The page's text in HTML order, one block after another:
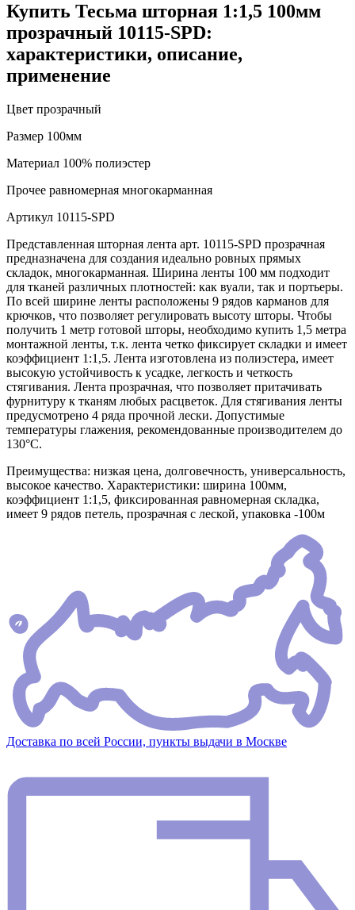
Купить Тесьма шторная 1:1,5 100мм
прозрачный 10115-SPD:
характеристики, описание,
применение
Цвет прозрачный
Размер 100мм
Материал 100% полиэстер
Прочее равномерная многокарманная
Артикул 10115-SPD
Представленная шторная лента арт. 10115-SPD прозрачная
предназначена для создания идеально ровных прямых
складок, многокарманная. Ширина ленты 100 мм подходит
для тканей различных плотностей: как вуали, так и портьеры.
По всей ширине ленты расположены 9 рядов карманов для
крючков, что позволяет регулировать высоту шторы. Чтобы
получить 1 метр готовой шторы, необходимо купить 1,5 метра
монтажной ленты, т.к. лента четко фиксирует складки и имеет
коэффициент 1:1,5. Лента изготовлена из полиэстера, имеет
высокую устойчивость к усадке, легкость и четкость
стягивания. Лента прозрачная, что позволяет притачивать
фурнитуру к тканям любых расцветок. Для стягивания ленты
предусмотрено 4 ряда прочной лески. Допустимые
температуры глажения, рекомендованные производителем до
130°C.
Преимущества: низкая цена, долговечность, универсальность,
высокое качество. Характеристики: ширина 100мм,
коэффициент 1:1,5, фиксированная равномерная складка,
имеет 9 рядов петель, прозрачная с леской, упаковка -100м
Доставка по всей России, пункты выдачи в Москве